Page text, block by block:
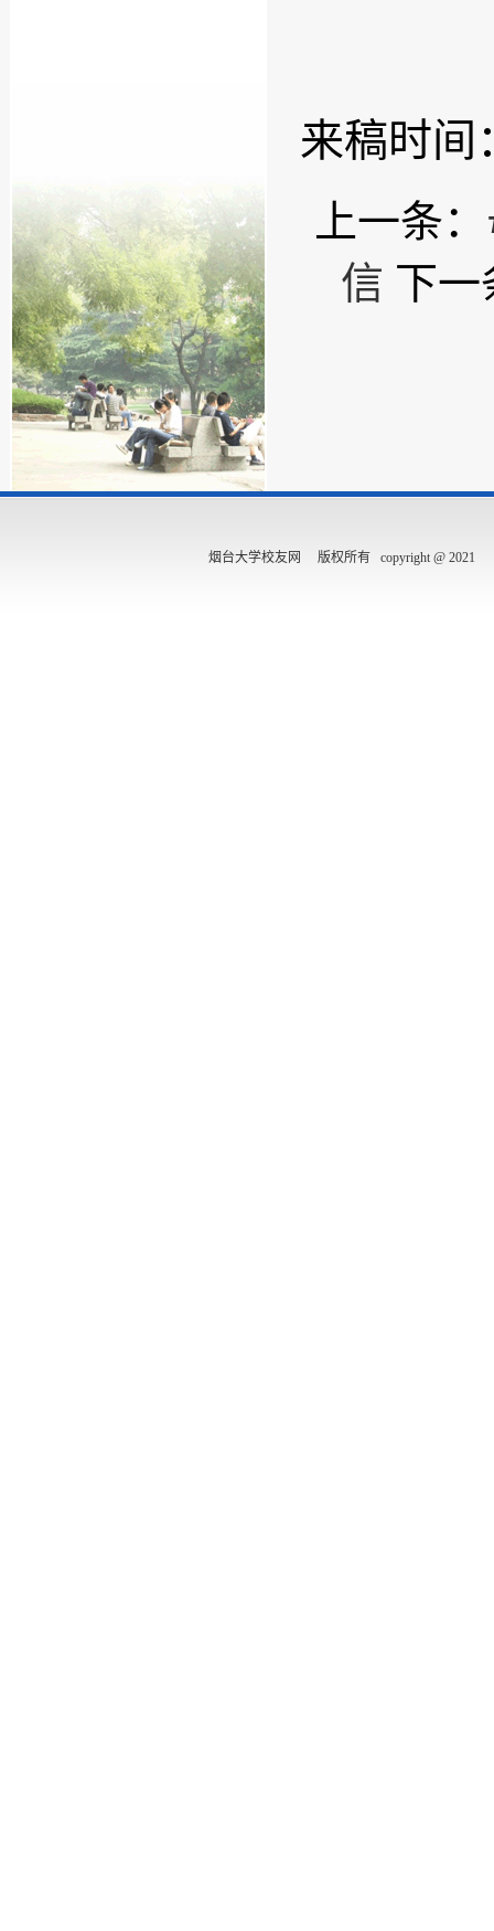
来稿时
上一条：
信 下一
烟台大学校友网 版权所有 copyright @ 2021